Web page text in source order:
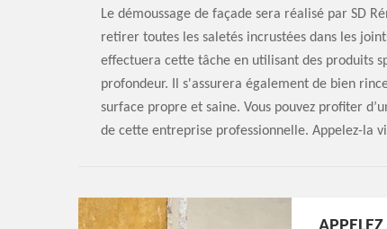
Le démoussage de façade sera réalisé par SD
retirer toutes les saletés incrustées dans les
effectuera cette tâche en utilisant des produits
profondeur. Il s'assurera également de bien
surface propre et saine. Vous pouvez profiter
de cette entreprise professionnelle. Appelez-la